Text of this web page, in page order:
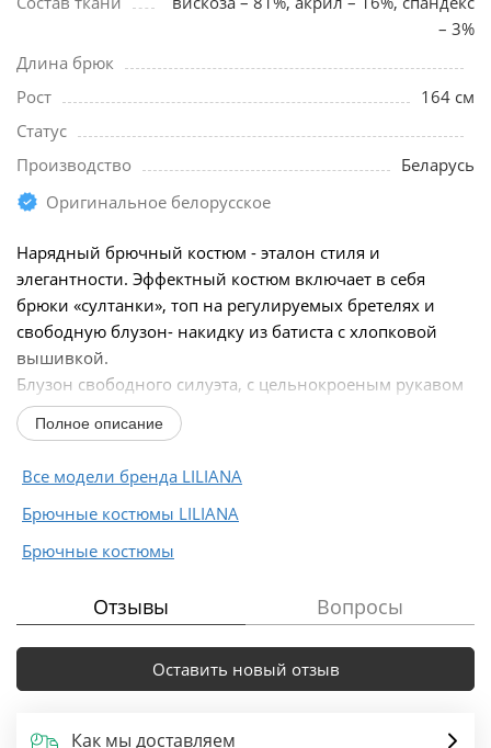
– 3%
Длина брюк
Рост
164 см
Статус
Производство
Беларусь
Оригинальное белорусское
Нарядный брючный костюм - эталон стиля и
элегантности. Эффектный костюм включает в себя
брюки «султанки», топ на регулируемых бретелях и
свободную блузон- накидку из батиста с хлопковой
вышивкой.
Блузон свободного силуэта, с цельнокроеным рукавом
длиной ¾-ти на резинке по низу. Модель с...
Полное описание
Все модели бренда LILIANA
Брючные костюмы LILIANA
Брючные костюмы
Отзывы Вопросы
Оставить новый отзыв
Как мы доставляем